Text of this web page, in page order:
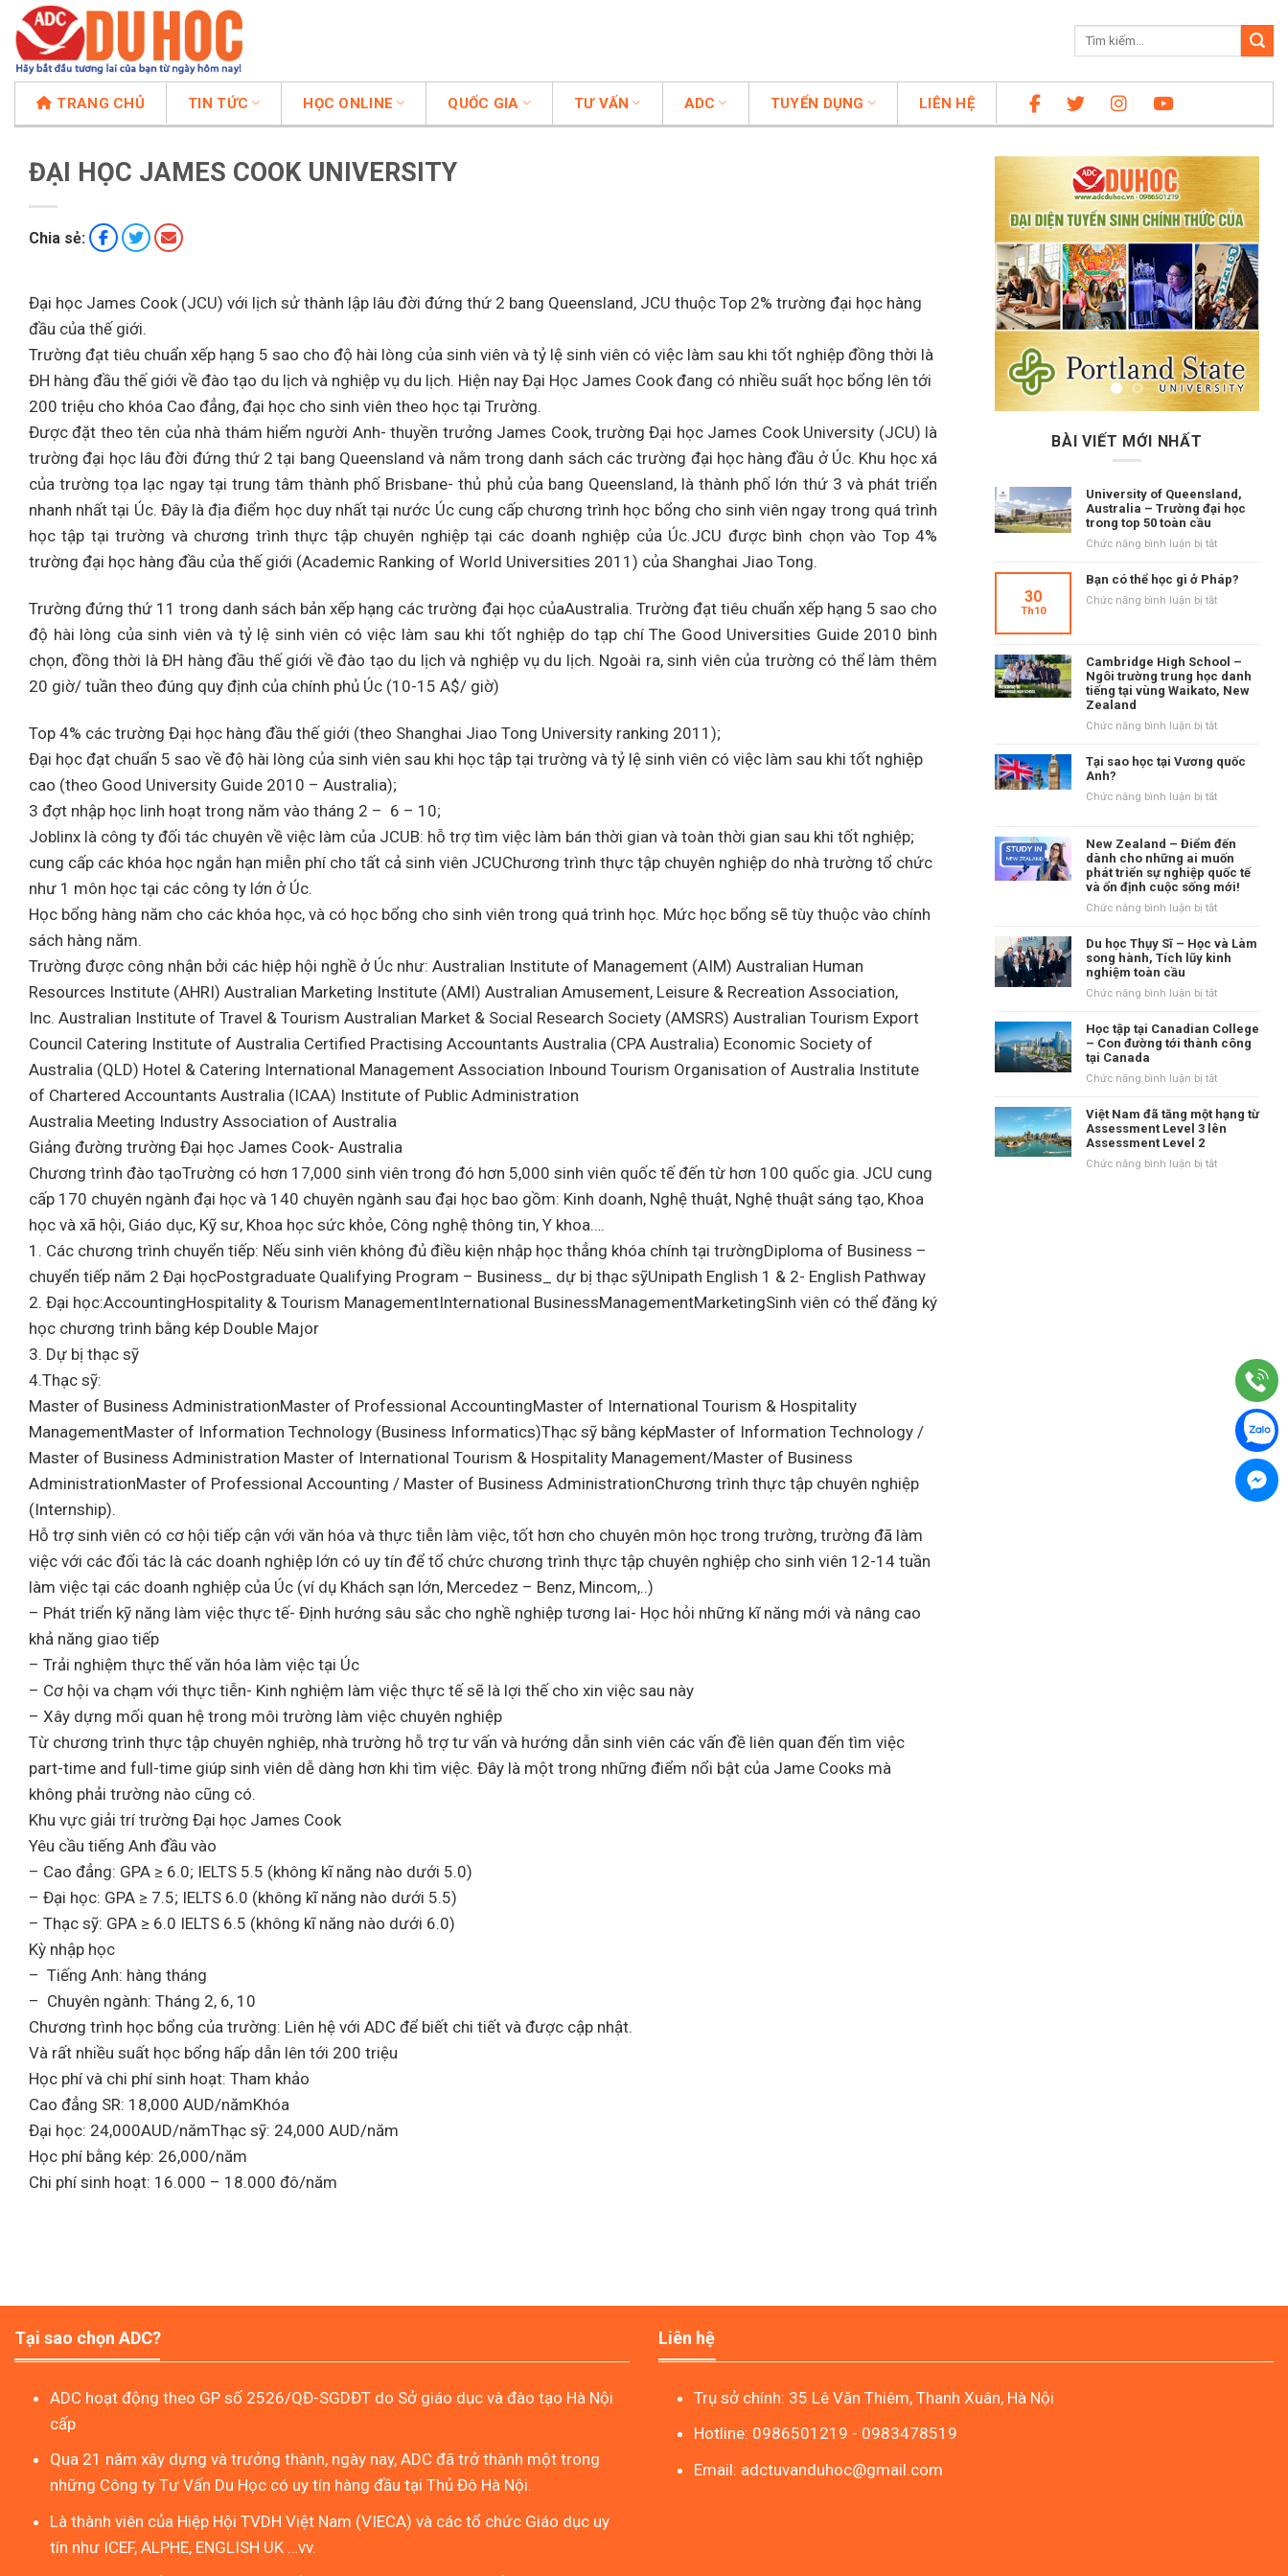
Chuyển
đến
nội
dung
TRANG CHỦ TIN TỨC HỌC ONLINE QUỐC GIA TƯ VẤN ADC TUYỂN DỤNG LIÊN HỆ
ĐẠI HỌC JAMES COOK UNIVERSITY
Chia sẻ:
Đại học James Cook (JCU) với lịch sử thành lập lâu đời đứng thứ 2 bang Queensland, JCU thuộc Top 2% trường đại học hàng
đầu của thế giới.
Trường đạt tiêu chuẩn xếp hạng 5 sao cho độ hài lòng của sinh viên và tỷ lệ sinh viên có việc làm sau khi tốt nghiệp đồng thời là
ĐH hàng đầu thế giới về đào tạo du lịch và nghiệp vụ du lịch. Hiện nay Đại Học James Cook đang có nhiều suất học bổng lên tới
200 triệu cho khóa Cao đẳng, đại học cho sinh viên theo học tại Trường.
Được đặt theo tên của nhà thám hiểm người Anh- thuyền trưởng James Cook, trường Đại học James Cook University (JCU) là
trường đại học lâu đời đứng thứ 2 tại bang Queensland và nằm trong danh sách các trường đại học hàng đầu ở Úc. Khu học xá
của trường tọa lạc ngay tại trung tâm thành phố Brisbane- thủ phủ của bang Queensland, là thành phố lớn thứ 3 và phát triển
nhanh nhất tại Úc. Đây là địa điểm học duy nhất tại nước Úc cung cấp chương trình học bổng cho sinh viên ngay trong quá trình
học tập tại trường và chương trình thực tập chuyên nghiệp tại các doanh nghiệp của Úc.JCU được bình chọn vào Top 4%
trường đại học hàng đầu của thế giới (Academic Ranking of World Universities 2011) của Shanghai Jiao Tong.
Trường đứng thứ 11 trong danh sách bản xếp hạng các trường đại học củaAustralia. Trường đạt tiêu chuẩn xếp hạng 5 sao cho
độ hài lòng của sinh viên và tỷ lệ sinh viên có việc làm sau khi tốt nghiệp do tạp chí The Good Universities Guide 2010 bình
chọn, đồng thời là ĐH hàng đầu thế giới về đào tạo du lịch và nghiệp vụ du lịch. Ngoài ra, sinh viên của trường có thể làm thêm
20 giờ/ tuần theo đúng quy định của chính phủ Úc (10-15 A$/ giờ)
Top 4% các trường Đại học hàng đầu thế giới (theo Shanghai Jiao Tong University ranking 2011);
Đại học đạt chuẩn 5 sao về độ hài lòng của sinh viên sau khi học tập tại trường và tỷ lệ sinh viên có việc làm sau khi tốt nghiệp
cao (theo Good University Guide 2010 – Australia);
3 đợt nhập học linh hoạt trong năm vào tháng 2 – 6 – 10;
Joblinx là công ty đối tác chuyên về việc làm của JCUB: hỗ trợ tìm việc làm bán thời gian và toàn thời gian sau khi tốt nghiệp;
cung cấp các khóa học ngắn hạn miễn phí cho tất cả sinh viên JCUChương trình thực tập chuyên nghiệp do nhà trường tổ chức
như 1 môn học tại các công ty lớn ở Úc.
Học bổng hàng năm cho các khóa học, và có học bổng cho sinh viên trong quá trình học. Mức học bổng sẽ tùy thuộc vào chính
sách hàng năm.
Trường được công nhận bởi các hiệp hội nghề ở Úc như: Australian Institute of Management (AIM) Australian Human
Resources Institute (AHRI) Australian Marketing Institute (AMI) Australian Amusement, Leisure & Recreation Association,
Inc. Australian Institute of Travel & Tourism Australian Market & Social Research Society (AMSRS) Australian Tourism Export
Council Catering Institute of Australia Certified Practising Accountants Australia (CPA Australia) Economic Society of
Australia (QLD) Hotel & Catering International Management Association Inbound Tourism Organisation of Australia Institute
of Chartered Accountants Australia (ICAA) Institute of Public Administration
Australia Meeting Industry Association of Australia
Giảng đường trường Đại học James Cook- Australia
Chương trình đào tạoTrường có hơn 17,000 sinh viên trong đó hơn 5,000 sinh viên quốc tế đến từ hơn 100 quốc gia. JCU cung
cấp 170 chuyên ngành đại học và 140 chuyên ngành sau đại học bao gồm: Kinh doanh, Nghệ thuật, Nghệ thuật sáng tạo, Khoa
học và xã hội, Giáo dục, Kỹ sư, Khoa học sức khỏe, Công nghệ thông tin, Y khoa….
1. Các chương trình chuyển tiếp: Nếu sinh viên không đủ điều kiện nhập học thẳng khóa chính tại trườngDiploma of Business –
chuyển tiếp năm 2 Đại họcPostgraduate Qualifying Program – Business_ dự bị thạc sỹUnipath English 1 & 2- English Pathway
2. Đại học:AccountingHospitality & Tourism ManagementInternational BusinessManagementMarketingSinh viên có thể đăng ký
học chương trình bằng kép Double Major
3. Dự bị thạc sỹ
4.Thạc sỹ:
Master of Business AdministrationMaster of Professional AccountingMaster of International Tourism & Hospitality
ManagementMaster of Information Technology (Business Informatics)Thạc sỹ bằng képMaster of Information Technology /
Master of Business Administration Master of International Tourism & Hospitality Management/Master of Business
AdministrationMaster of Professional Accounting / Master of Business AdministrationChương trình thực tập chuyên nghiệp
(Internship).
Hỗ trợ sinh viên có cơ hội tiếp cận với văn hóa và thực tiễn làm việc, tốt hơn cho chuyên môn học trong trường, trường đã làm
việc với các đối tác là các doanh nghiệp lớn có uy tín để tổ chức chương trình thực tập chuyên nghiệp cho sinh viên 12-14 tuần
làm việc tại các doanh nghiệp của Úc (ví dụ Khách sạn lớn, Mercedez – Benz, Mincom,..)
– Phát triển kỹ năng làm việc thực tế- Định hướng sâu sắc cho nghề nghiệp tương lai- Học hỏi những kĩ năng mới và nâng cao
khả năng giao tiếp
– Trải nghiệm thực thế văn hóa làm việc tại Úc
– Cơ hội va chạm với thực tiễn- Kinh nghiệm làm việc thực tế sẽ là lợi thế cho xin việc sau này
– Xây dựng mối quan hệ trong môi trường làm việc chuyên nghiệp
Từ chương trình thực tập chuyên nghiêp, nhà trường hỗ trợ tư vấn và hướng dẫn sinh viên các vấn đề liên quan đến tìm việc
part-time and full-time giúp sinh viên dễ dàng hơn khi tìm việc. Đây là một trong những điểm nổi bật của Jame Cooks mà
không phải trường nào cũng có.
Khu vực giải trí trường Đại học James Cook
Yêu cầu tiếng Anh đầu vào
– Cao đẳng: GPA ≥ 6.0; IELTS 5.5 (không kĩ năng nào dưới 5.0)
– Đại học: GPA ≥ 7.5; IELTS 6.0 (không kĩ năng nào dưới 5.5)
– Thạc sỹ: GPA ≥ 6.0 IELTS 6.5 (không kĩ năng nào dưới 6.0)
Kỳ nhập học
– Tiếng Anh: hàng tháng
– Chuyên ngành: Tháng 2, 6, 10
Chương trình học bổng của trường: Liên hệ với ADC để biết chi tiết và được cập nhật.
Và rất nhiều suất học bổng hấp dẫn lên tới 200 triệu
Học phí và chi phí sinh hoạt: Tham khảo
Cao đẳng SR: 18,000 AUD/nămKhóa
Đại học: 24,000AUD/nămThạc sỹ: 24,000 AUD/năm
Học phí bằng kép: 26,000/năm
Chi phí sinh hoạt: 16.000 – 18.000 đô/năm
BÀI VIẾT MỚI NHẤT
University of Queensland,
Australia – Trường đại học
trong top 50 toàn cầu
Chức năng bình luận bị tắtở
of
đại
học
trong
50
cầu
30
Th10
Bạn có thể học gì ở Pháp?
Chức năng bình luận bị tắtở
học
gì
ở
Cambridge High School –
Ngôi trường trung học danh
tiếng tại vùng Waikato, New
Zealand
Chức năng bình luận bị tắtở
High
trung
học
danh
tiếng
tại
Waikato,
New
Tại sao học tại Vương quốc
Anh?
Chức năng bình luận bị tắtở
học
tại
Vương
quốc
Anh?
New Zealand – Điểm đến
dành cho những ai muốn
phát triển sự nghiệp quốc tế
và ổn định cuộc sống mới!
Chức năng bình luận bị tắtở
Zealand
–
đến
cho
những
sự
nghiệp
tế
Du học Thụy Sĩ – Học và Làm
song hành, Tích lũy kinh
nghiệm toàn cầu
Chức năng bình luận bị tắtở
học
Thụy
–
và
Làm
Học tập tại Canadian College
– Con đường tới thành công
tại Canada
Chức năng bình luận bị tắtở
tập
tại
College
Việt Nam đã tăng một hạng từ
Assessment Level 3 lên
Assessment Level 2
Chức năng bình luận bị tắtở
Assessment
Level
Tại sao chọn ADC?
ADC hoạt động theo GP số 2526/QĐ-SGDĐT do Sở giáo dục và đào tạo Hà Nội
cấp
Qua 21 năm xây dựng và trưởng thành, ngày nay, ADC đã trở thành một trong
những Công ty Tư Vấn Du Học có uy tín hàng đầu tại Thủ Đô Hà Nội.
Là thành viên của Hiệp Hội TVDH Việt Nam (VIECA) và các tổ chức Giáo dục uy
tín như ICEF, ALPHE, ENGLISH UK …vv.
Liên hệ
Trụ sở chính: 35 Lê Văn Thiêm, Thanh Xuân, Hà Nội
Hotline: 0986501219 - 0983478519
Email: adctuvanduhoc@gmail.com